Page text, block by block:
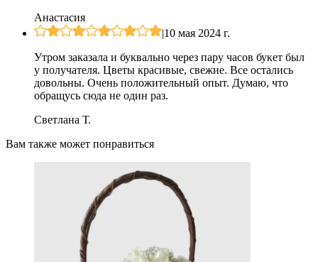
Анастасия
|10 мая 2024 г.
Утром заказала и буквально через пару часов букет был
у получателя. Цветы красивые, свежие. Все остались
довольны. Очень положительный опыт. Думаю, что
обращусь сюда не один раз.
Светлана Т.
Вам также может понравиться